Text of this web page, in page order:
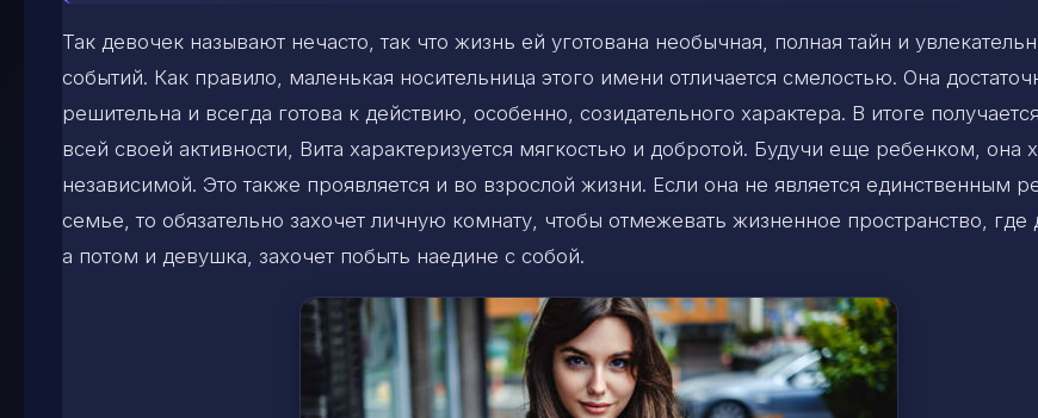
Так девочек называют нечасто, так что жизнь ей уготована необычная, полная тайн и
событий. Как правило, маленькая носительница этого имени отличается смелостью. Она
решительна и всегда готова к действию, особенно, созидательного характера. В итоге
всей своей активности, Вита характеризуется мягкостью и добротой. Будучи еще ребенком, она
независимой. Это также проявляется и во взрослой жизни. Если она не является единственным
семье, то обязательно захочет личную комнату, чтобы отмежевать жизненное пространство, где
а потом и девушка, захочет побыть наедине с собой.